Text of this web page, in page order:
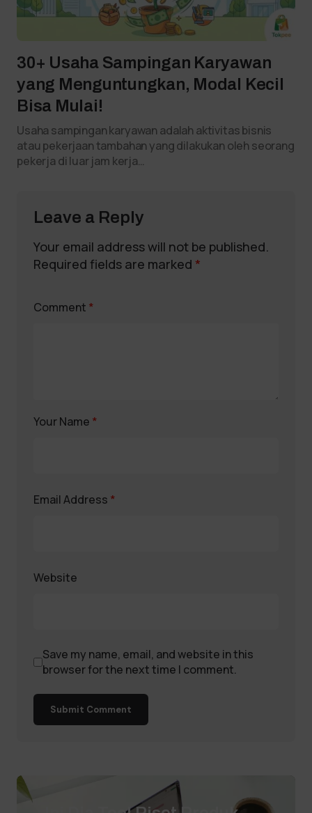
30+ Usaha Sampingan Karyawan
yang Menguntungkan, Modal Kecil
Bisa Mulai!
Usaha sampingan karyawan adalah aktivitas bisnis
atau pekerjaan tambahan yang dilakukan oleh seorang
pekerja di luar jam kerja…
Leave a Reply
Your email address will not be published.
Required fields are marked *
Comment *
Your Name *
Email Address *
Website
Save my name, email, and website in this
browser for the next time I comment.
Submit Comment